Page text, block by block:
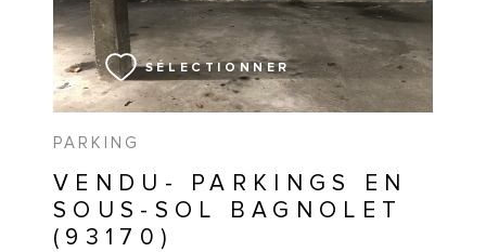
PARKING
VENDU- PARKINGS EN
SOUS-SOL BAGNOLET
(93170)
SÉLECTIONNER